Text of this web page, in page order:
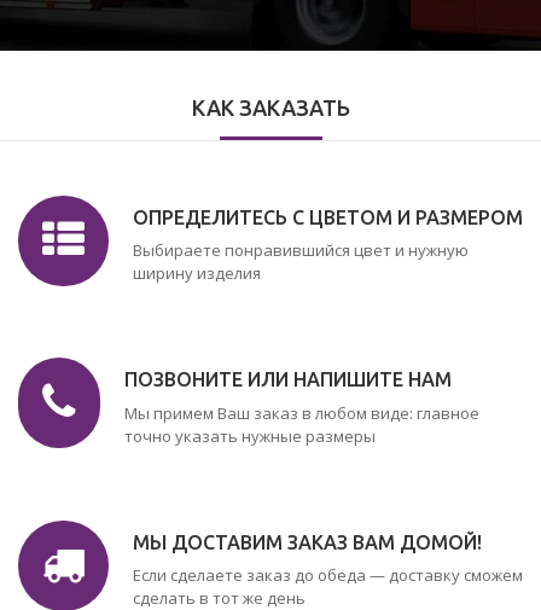
КАК ЗАКАЗАТЬ
ОПРЕДЕЛИТЕСЬ С ЦВЕТОМ И РАЗМЕРОМ
Выбираете понравившийся цвет и нужную
ширину изделия
ПОЗВОНИТЕ ИЛИ НАПИШИТЕ НАМ
Мы примем Ваш заказ в любом виде: главное
точно указать нужные размеры
МЫ ДОСТАВИМ ЗАКАЗ ВАМ ДОМОЙ!
Если сделаете заказ до обеда — доставку сможем
сделать в тот же день